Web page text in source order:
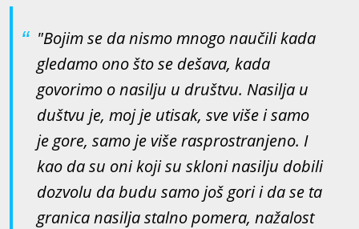
"Bojim se da nismo mnogo naučili kada
gledamo ono što se dešava, kada
govorimo o nasilju u društvu. Nasilja u
duštvu je, moj je utisak, sve više i samo
je gore, samo je više rasprostranjeno. I
kao da su oni koji su skloni nasilju dobili
dozvolu da budu samo još gori i da se ta
granica nasilja stalno pomera, nažalost